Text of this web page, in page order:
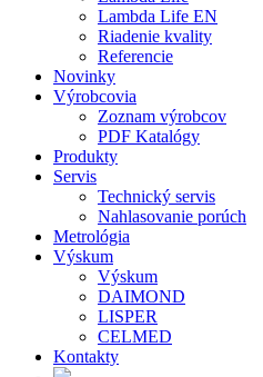
Lambda Life EN
Riadenie kvality
Referencie
Novinky
Výrobcovia
Zoznam výrobcov
PDF Katalógy
Produkty
Servis
Technický servis
Nahlasovanie porúch
Metrológia
Výskum
Výskum
DAIMOND
LISPER
CELMED
Kontakty